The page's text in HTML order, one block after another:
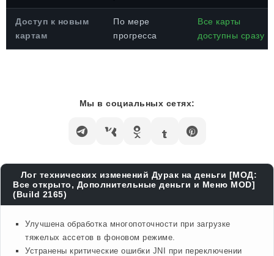
Доступ к новым
картам
По мере
прогресса
Все карты
доступны сразу
Мы в социальных сетях:
Лог технических изменений Дурак на деньги [МОД:
Все открыто, Дополнительные деньги и Меню MOD]
(Build 2165)
Улучшена обработка многопоточности при загрузке
тяжелых ассетов в фоновом режиме.
Устранены критические ошибки JNI при переключении